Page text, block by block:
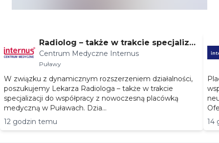
Radiolog – także w trakcie specjalizac
ji
Centrum Medyczne Internus
Puławy
W związku z dynamicznym rozszerzeniem działalności,
poszukujemy Lekarza Radiologa – także w trakcie
specjalizacji do współpracy z nowoczesną placówką
medyczną w Puławach. Dzia...
12 godzin temu
neurologii •
14